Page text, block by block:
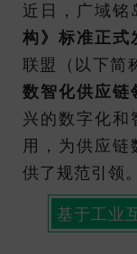
近日，广域铭
构》标准正式
联盟（以下简
数智化供应链
兴的数字化和
用，为供应链
供了规范引领。
基于工业